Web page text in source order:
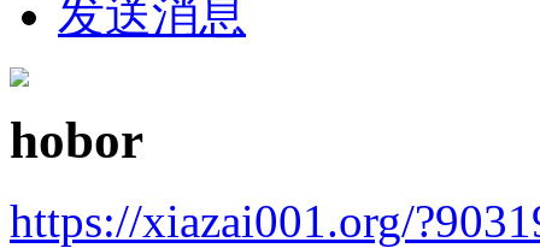
发送消息
hobor
https://xiazai001.org/